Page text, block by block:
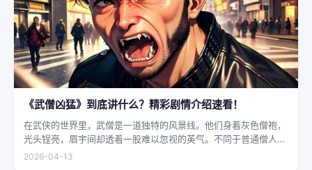
《武僧凶猛》到底讲什么？精彩剧情介绍速看！
在武侠的世界里，武僧是一道独特的风景线。他们身着灰色僧袍，
光头锃亮，眉宇间却透着一股难以忽视的英气。不同于普通僧人的
慈眉善目，武僧的眼神中常常闪烁着锐利的光，仿佛能洞穿一切虚
2026-04-13